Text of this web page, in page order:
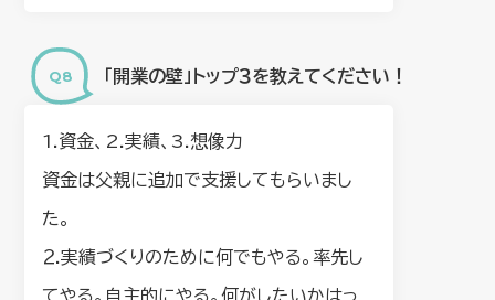
「開業の壁」トップ３を教えてください！
1.資金、2.実績、3.想像力
資金は父親に追加で支援してもらいまし
た。
２.実績づくりのために何でもやる。率先し
てやる。自主的にやる。何がしたいかはっ